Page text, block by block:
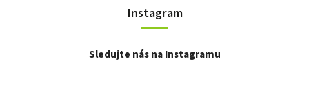
Instagram
Sledujte nás na Instagramu